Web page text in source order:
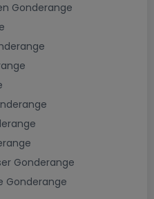
Gonderange
Gonderange
Gonderange